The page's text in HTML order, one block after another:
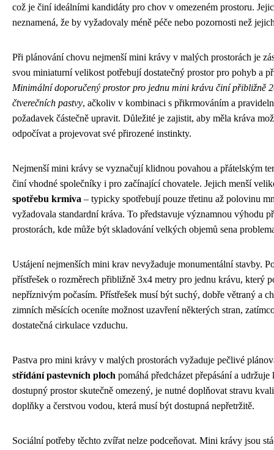
což je činí ideálními kandidáty pro chov v omezeném prostoru.
neznamená, že by vyžadovaly méně péče nebo pozornosti než
Při plánování chovu nejmenší mini krávy v malých prostorách je
svou miniaturní velikost potřebují dostatečný prostor pro pohyb a
Minimální doporučený prostor pro jednu mini krávu činí přibližně
čtverečních pastvy, ačkoliv v kombinaci s přikrmováním a
požadavek částečně upravit. Důležité je zajistit, aby měla kráva
odpočívat a projevovat své přirozené instinkty.
Nejmenší mini krávy se vyznačují klidnou povahou a přátelským
činí vhodné společníky i pro začínající chovatele. Jejich menší
spotřebu krmiva – typicky spotřebují pouze třetinu až polovinu
vyžadovala standardní kráva. To představuje významnou výhodu
prostorách, kde může být skladování velkých objemů sena
Ustájení nejmenších mini krav nevyžaduje monumentální stavby.
přístřešek o rozměrech přibližně 3x4 metry pro jednu krávu, který
nepříznivým počasím. Přístřešek musí být suchý, dobře větraný a
zimních měsících oceníte možnost uzavření některých stran,
dostatečná cirkulace vzduchu.
Pastva pro mini krávy v malých prostorách vyžaduje pečlivé
střídání pastevních ploch pomáhá předcházet přepásání a
dostupný prostor skutečně omezený, je nutné doplňovat stravu
doplňky a čerstvou vodou, která musí být dostupná nepřetržitě.
Sociální potřeby těchto zvířat nelze podceňovat. Mini krávy jsou